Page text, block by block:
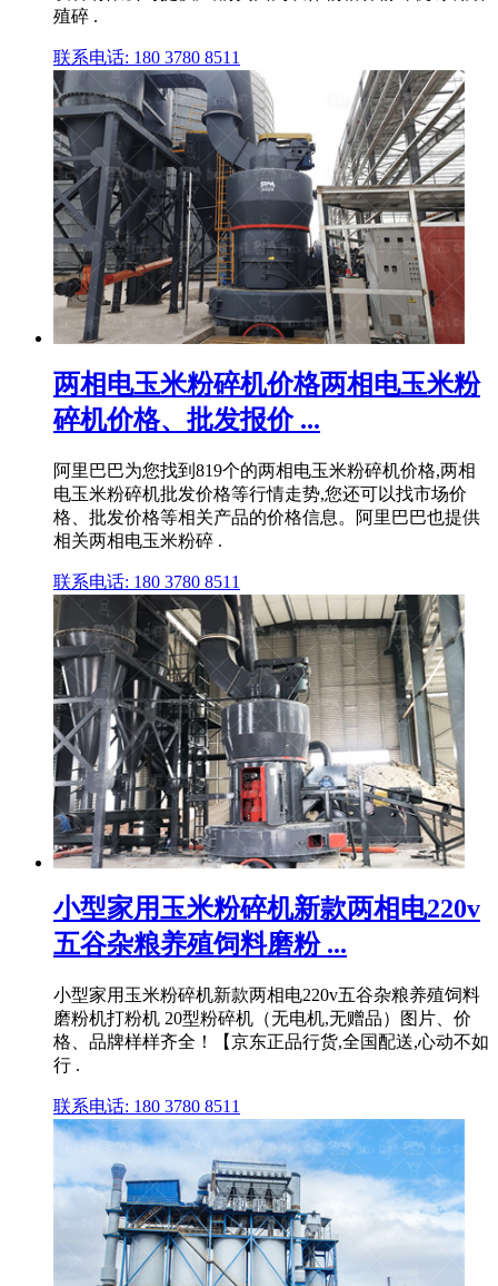
殖碎 .
联系电话: 180 3780 8511
两相电玉米粉碎机价格两相电玉米粉
碎机价格、批发报价 ...
阿里巴巴为您找到819个的两相电玉米粉碎机价格,两相
电玉米粉碎机批发价格等行情走势,您还可以找市场价
格、批发价格等相关产品的价格信息。阿里巴巴也提供
相关两相电玉米粉碎 .
联系电话: 180 3780 8511
小型家用玉米粉碎机新款两相电220v
五谷杂粮养殖饲料磨粉 ...
小型家用玉米粉碎机新款两相电220v五谷杂粮养殖饲料
磨粉机打粉机 20型粉碎机（无电机,无赠品）图片、价
格、品牌样样齐全！【京东正品行货,全国配送,心动不如
行 .
联系电话: 180 3780 8511